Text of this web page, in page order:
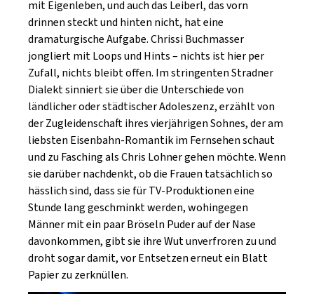
mit Eigenleben, und auch das Leiberl, das vorn
drinnen steckt und hinten nicht, hat eine
dramaturgische Aufgabe. Chrissi Buchmasser
jongliert mit Loops und Hints – nichts ist hier per
Zufall, nichts bleibt offen. Im stringenten Stradner
Dialekt sinniert sie über die Unterschiede von
ländlicher oder städtischer Adoleszenz, erzählt von
der Zugleidenschaft ihres vierjährigen Sohnes, der am
liebsten Eisenbahn-Romantik im Fernsehen schaut
und zu Fasching als Chris Lohner gehen möchte. Wenn
sie darüber nachdenkt, ob die Frauen tatsächlich so
hässlich sind, dass sie für TV-Produktionen eine
Stunde lang geschminkt werden, wohingegen
Männer mit ein paar Bröseln Puder auf der Nase
davonkommen, gibt sie ihre Wut unverfroren zu und
droht sogar damit, vor Entsetzen erneut ein Blatt
Papier zu zerknüllen.